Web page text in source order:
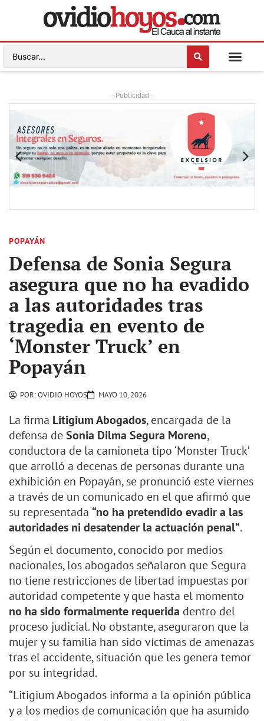
- Publicidad -
POPAYÁN
Defensa de Sonia Segura
asegura que no ha evadido
a las autoridades tras
tragedia en evento de
‘Monster Truck’ en
Popayán
POR:OVIDIO HOYOS MAYO 10, 2026
La firma Litigium Abogados, encargada de la
defensa deSonia Dilma Segura Moreno,
conductora de la camioneta tipo ‘Monster Truck’
que arrolló a decenas de personas durante una
exhibición en Popayán, se pronunció este viernes
a través de un comunicado en el que afirmó que
su representada “no ha pretendido evadir a las
autoridades ni desatender la actuación penal”.
Según el documento, conocido por medios
nacionales, los abogados señalaron que Segura
no tiene restricciones de libertad impuestas por
autoridad competente y que hasta el momento
no ha sido formalmente requerida dentro del
proceso judicial. No obstante, aseguraron que la
mujer y su familia han sido víctimas de amenazas
tras el accidente, situación que les genera temor
por su integridad.
“Litigium Abogados informa a la opinión pública
y a los medios de comunicación que ha asumido